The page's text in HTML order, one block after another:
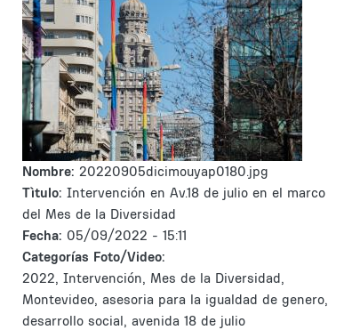
Nombre: 20220905dicimouyap0180.jpg
Tìtulo: Intervención en Av.18 de julio en el marco
del Mes de la Diversidad
Fecha: 05/09/2022 - 15:11
Categorías Foto/Video:
2022, Intervención, Mes de la Diversidad,
Montevideo, asesoria para la igualdad de genero,
desarrollo social, avenida 18 de julio